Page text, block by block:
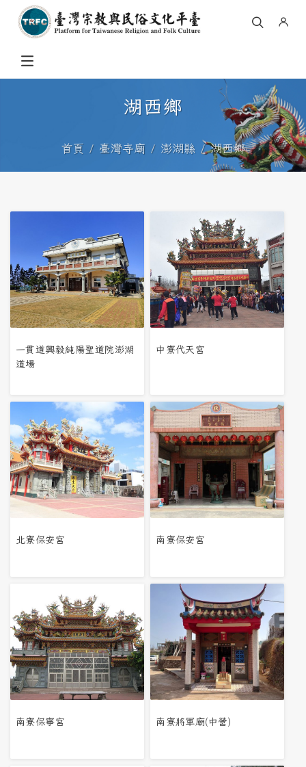
湖西鄉
首頁 臺灣寺廟 澎湖縣 湖西鄉
一貫道興毅純陽聖道院澎湖
道場
中寮代天宮
北寮保安宮 南寮保安宮
南寮保寧宮 南寮將軍廟(中營)